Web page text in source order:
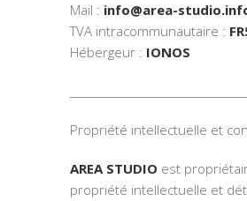
Mail : info@area-
TVA intracommunautaire :
Hébergeur : IONOS
Propriété intellectuelle et
AREA STUDIO est
propriété intellectuelle et